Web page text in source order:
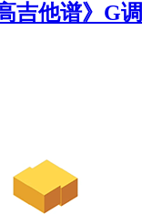
吉他谱》G